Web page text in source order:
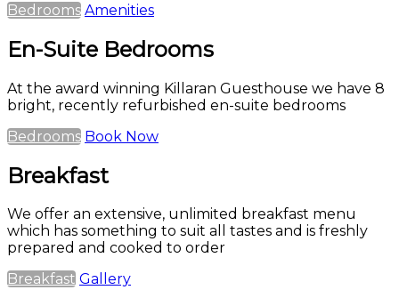
Bedrooms Amenities
En-Suite Bedrooms
At the award winning Killaran Guesthouse we have 8
bright, recently refurbished en-suite bedrooms
Bedrooms Book Now
Breakfast
We offer an extensive, unlimited breakfast menu
which has something to suit all tastes and is freshly
prepared and cooked to order
Breakfast Gallery